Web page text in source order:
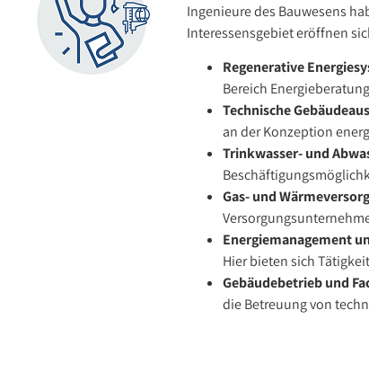
Ingenieure des Bauwesens
Interessensgebiet eröffnen
Regenerative
Bereich
Technische
an der Konzeption
Trinkwasser- und
Gas- und
Energiemanagement
Hier bieten sich
Gebäudebetrieb und
die Betreuung von